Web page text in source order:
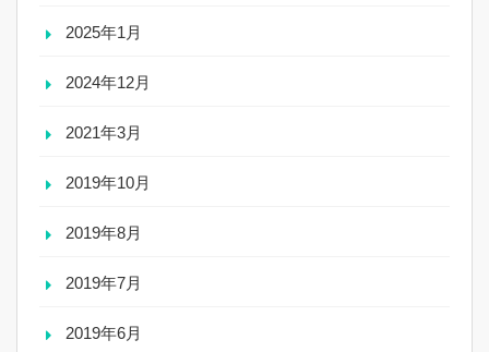
2025年1月
2024年12月
2021年3月
2019年10月
2019年8月
2019年7月
2019年6月